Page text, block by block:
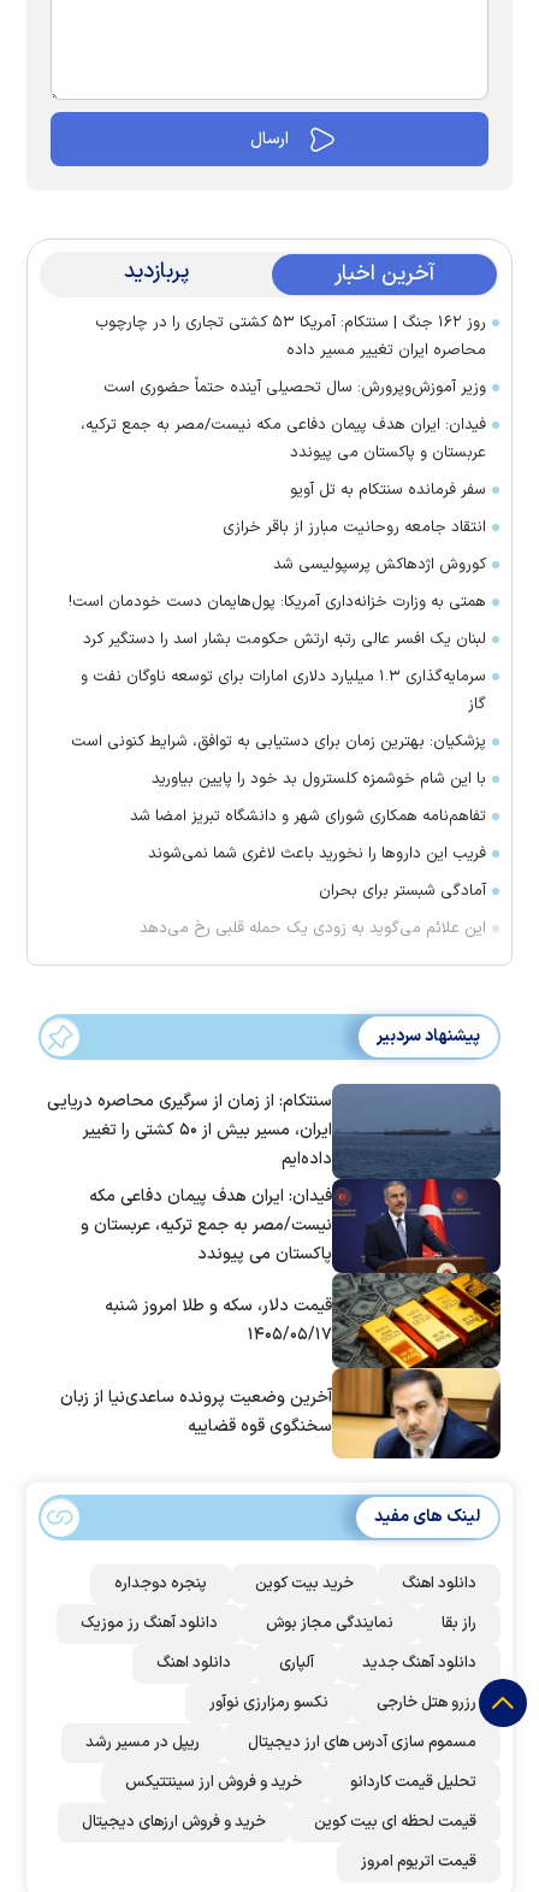
آخرین اخبار پربازدید
روز ۱۶۲ جنگ | سنتکام: آمریکا ۵۳ کشتی تجاری را در چارچوب
محاصره ایران تغییر مسیر داده
وزیر آموزش‌وپرورش: سال تحصیلی آینده حتماً حضوری است
فیدان: ایران هدف پیمان دفاعی مکه نیست/مصر به جمع ترکیه،
عربستان و پاکستان می پیوندد
سفر فرمانده سنتکام به تل آویو
انتقاد جامعه روحانیت مبارز از باقر خرازی
کوروش اژدهاکش پرسپولیسی شد
همتی به وزارت خزانه‌داری آمریکا: پول‌هایمان دست خودمان است!
لبنان یک افسر عالی رتبه ارتش حکومت بشار اسد را دستگیر کرد
سرمایه‌گذاری ۱.۳ میلیارد دلاری امارات برای توسعه ناوگان نفت و
گاز
پزشکیان: بهترین زمان برای دستیابی به توافق، شرایط کنونی است
با این شام خوشمزه کلسترول بد خود را پایین بیاورید
تفاهم‌نامه همکاری شورای شهر و دانشگاه تبریز امضا شد
فریب این دارو‌ها را نخورید باعث لاغری شما نمی‌شوند
آمادگی شبستر برای بحران
این علائم می‌گوید به زودی یک حمله قلبی رخ می‌دهد
پیشنهاد سردبیر
سنتکام: از زمان از سرگیری محاصره دریایی
ایران، مسیر بیش از ۵۰ کشتی را تغییر
داده‌ایم
فیدان: ایران هدف پیمان دفاعی مکه
نیست/مصر به جمع ترکیه، عربستان و
پاکستان می پیوندد
قیمت دلار، سکه و طلا امروز شنبه
۱۴۰۵/۰۵/۱۷
آخرین وضعیت پرونده ساعدی‌نیا از زبان
سخنگوی قوه قضاییه
لینک های مفید
دانلود اهنگ خرید بیت کوین
پنجره دوجداره
راز بقا
نمایندگی مجاز بوش
دانلود آهنگ رز‌ موزیک
دانلود آهنگ جدید
آلپاری
دانلود اهنگ
رزرو هتل خارجی
نکسو رمزارزی نوآور
مسموم سازی آدرس های ارز دیجیتال
ریپل در مسیر رشد
تحلیل قیمت کاردانو
خرید و فروش ارز سینتتیکس
قیمت لحظه ای بیت کوین
خرید و فروش ارزهای دیجیتال
قیمت اتریوم امروز